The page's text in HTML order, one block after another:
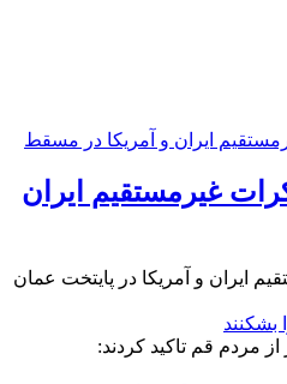
غیرمستقیم ایران
ایران و آمریکا در پایتخت عمان
از مردم قم تاکید کردند: